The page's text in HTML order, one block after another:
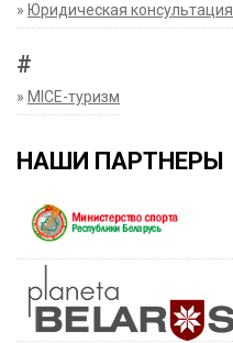
» Юридическая консультация
#
» MICE-туризм
НАШИ ПАРТНЕРЫ